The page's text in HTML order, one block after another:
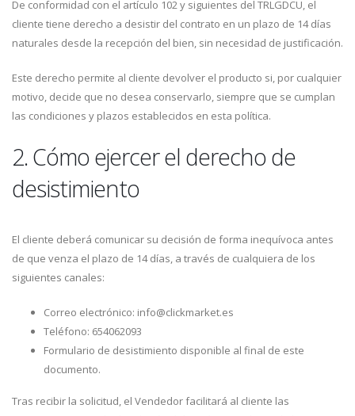
De conformidad con el artículo 102 y siguientes del TRLGDCU, el
cliente tiene derecho a desistir del contrato en un plazo de 14 días
naturales desde la recepción del bien, sin necesidad de justificación.
Este derecho permite al cliente devolver el producto si, por cualquier
motivo, decide que no desea conservarlo, siempre que se cumplan
las condiciones y plazos establecidos en esta política.
2. Cómo ejercer el derecho de
desistimiento
El cliente deberá comunicar su decisión de forma inequívoca antes
de que venza el plazo de 14 días, a través de cualquiera de los
siguientes canales:
Correo electrónico: info@clickmarket.es
Teléfono: 654062093
Formulario de desistimiento disponible al final de este
documento.
Tras recibir la solicitud, el Vendedor facilitará al cliente las